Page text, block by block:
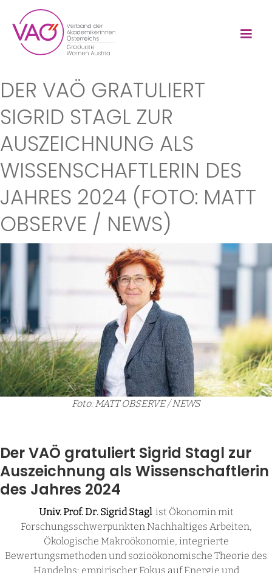
DER VAÖ GRATULIERT
SIGRID STAGL ZUR
AUSZEICHNUNG ALS
WISSENSCHAFTLERIN DES
JAHRES 2024 (FOTO: MATT
OBSERVE / NEWS)
Foto: MATT OBSERVE / NEWS
Der VAÖ gratuliert Sigrid Stagl zur
Auszeichnung als Wissenschaftlerin
des Jahres 2024
Univ. Prof. Dr. Sigrid Stagl ist Ökonomin mit
Forschungsschwerpunkten Nachhaltiges Arbeiten,
Ökologische Makroökonomie, integrierte
Bewertungsmethoden und sozioökonomische Theorie des
Handelns; empirischer Fokus auf Energie und